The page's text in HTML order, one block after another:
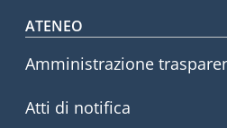
Footer menu
ATENEO
Amministrazione
Atti di notifica